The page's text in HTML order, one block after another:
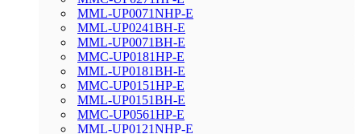
MML-UP0071NHP-E
MML-UP0241BH-E
MML-UP0071BH-E
MMC-UP0181HP-E
MML-UP0181BH-E
MMC-UP0151HP-E
MML-UP0151BH-E
MMC-UP0561HP-E
MML-UP0121NHP-E